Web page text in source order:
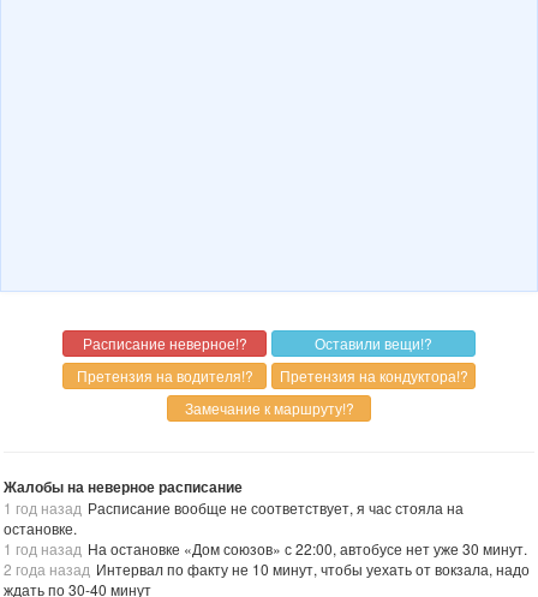
Жалобы на неверное расписание
1 год назад Расписание вообще не соответствует, я час стояла на
остановке.
1 год назад На остановке «Дом союзов» с 22:00, автобусе нет уже 30 минут.
2 года назад Интервал по факту не 10 минут, чтобы уехать от вокзала, надо
ждать по 30-40 минут